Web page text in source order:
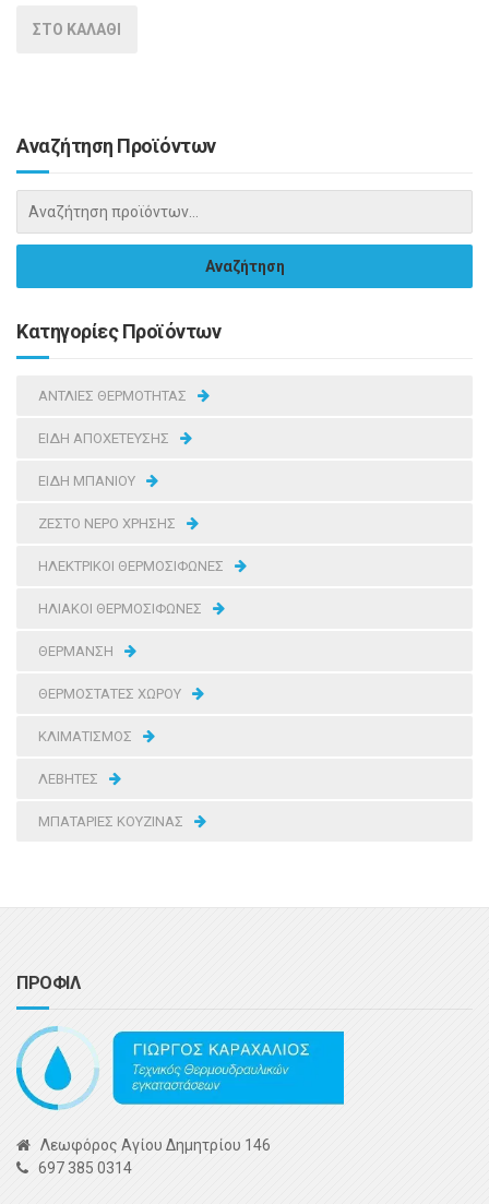
ΣΤΟ ΚΑΛΑΘΙ
Αναζήτηση Προϊόντων
Κατηγορίες Προϊόντων
ΑΝΤΛΙΕΣ ΘΕΡΜΟΤΗΤΑΣ
ΕΙΔΗ ΑΠΟΧΕΤΕΥΣΗΣ
ΕΙΔΗ ΜΠΑΝΙΟΥ
ΖΕΣΤΟ ΝΕΡΟ ΧΡΗΣΗΣ
ΗΛΕΚΤΡΙΚΟΙ ΘΕΡΜΟΣΙΦΩΝΕΣ
ΗΛΙΑΚΟΙ ΘΕΡΜΟΣΙΦΩΝΕΣ
ΘΕΡΜΑΝΣΗ
ΘΕΡΜΟΣΤΑΤΕΣ ΧΩΡΟΥ
ΚΛΙΜΑΤΙΣΜΟΣ
ΛΕΒΗΤΕΣ
ΜΠΑΤΑΡΙΕΣ ΚΟΥΖΙΝΑΣ
ΠΡΟΦΙΛ
Λεωφόρος Αγίου Δημητρίου 146
697 385 0314